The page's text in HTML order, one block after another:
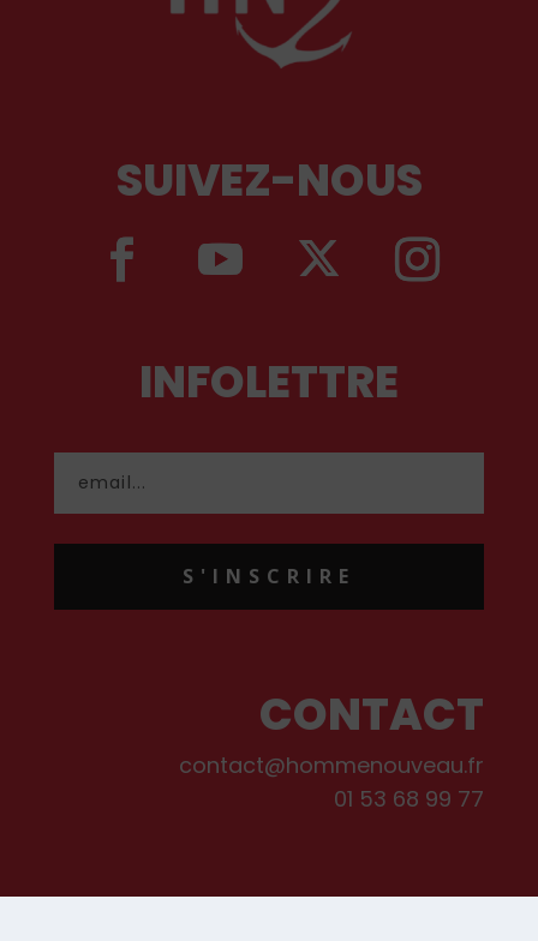
SUIVEZ-NOUS
INFOLETTRE
S'INSCRIRE
CONTACT
contact@hommenouveau.fr
01 53 68 99 77